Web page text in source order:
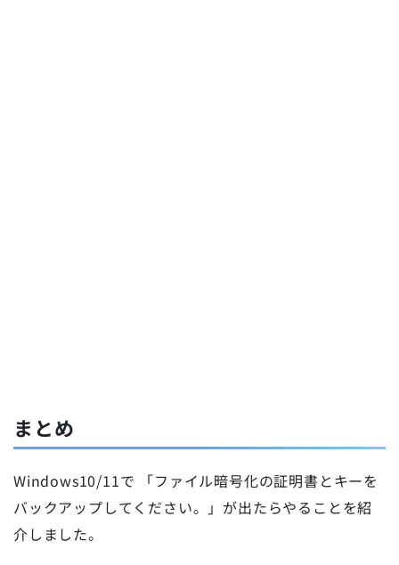
まとめ
Windows10/11で 「ファイル暗号化の証明書とキーを
バックアップしてください。」が出たらやることを紹
介しました。